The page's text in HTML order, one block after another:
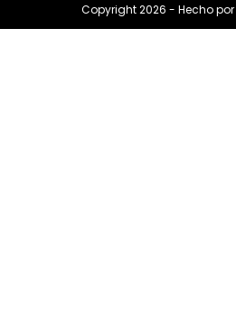
Copyright 2026 - Hecho por